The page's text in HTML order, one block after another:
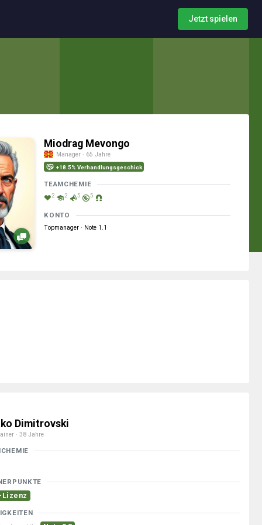
Jetzt spielen
Miodrag Mevongo
Manager · 65 Jahre
+18.5% Verhandlungsgeschick
TEAMCHEMIE
2 2 5 5
KONTO
Topmanager · Note 1.1
Dimitrovski
· 38 Jahre
Lizenz